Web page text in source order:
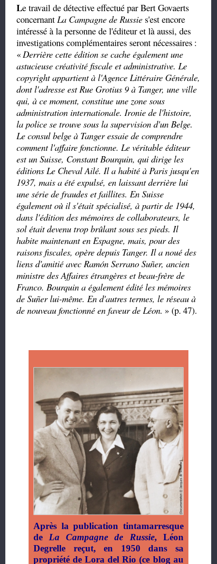
Le travail de détective effectué par Bert Govaerts
concernant La Campagne de Russie s'est encore
intéressé à la personne de l'éditeur et là aussi, des
investigations complémentaires seront nécessaires :
« Derrière cette édition se cache également une
astucieuse créativité fiscale et administrative. Le
copyright appartient à l'Agence Littéraire Générale,
dont l'adresse est Rue Grotius 9 à Tanger, une ville
qui, à ce moment, constitue une zone sous
administration internationale. Ironie de l'histoire,
la police se trouve sous la supervision d'un Belge.
Le consul belge à Tanger essaie de comprendre
comment l'affaire fonctionne. Le véritable éditeur
est un Suisse, Constant Bourquin, qui dirige les
éditions Le Cheval Ailé. Il a habité à Paris jusqu'en
1937, mais a été expulsé, en laissant derrière lui
une série de fraudes et faillites. En Suisse
également où il s'était spécialisé, à partir de 1944,
dans l'édition des mémoires de collaborateurs, le
sol était devenu trop brûlant sous ses pieds. Il
habite maintenant en Espagne, mais, pour des
raisons fiscales, opère depuis Tanger. Il a noué des
liens d'amitié avec Ramón Serrano Suñer, ancien
ministre des Affaires étrangères et beau-frère de
Franco. Bourquin a également édité les mémoires
de Suñer lui-même. En d'autres termes, le réseau à
de nouveau fonctionné en faveur de Léon. » (p. 47).
Après la publication tintamarresque
de La Campagne de Russie, Léon
Degrelle reçut, en 1950 dans sa
propriété de Lora del Rio (ce blog au